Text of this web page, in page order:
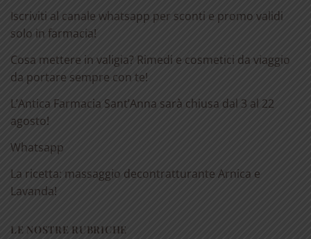
Iscriviti al canale whatsapp per sconti e promo validi
solo in farmacia!
Cosa mettere in valigia? Rimedi e cosmetici da viaggio
da portare sempre con te!
L’Antica Farmacia Sant’Anna sarà chiusa dal 3 al 22
agosto!
Whatsapp
La ricetta: massaggio decontratturante Arnica e
Lavanda!
LE NOSTRE RUBRICHE